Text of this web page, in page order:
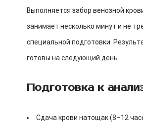
Выполняется забор венозной
занимает несколько минут и не
специальной подготовки.
готовы на следующий день.
Подготовка к
Сдача крови натощак (8–12